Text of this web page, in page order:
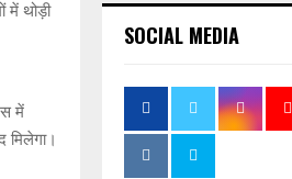
में थोड़ी
में
मिलेगा।
SOCIAL MEDIA